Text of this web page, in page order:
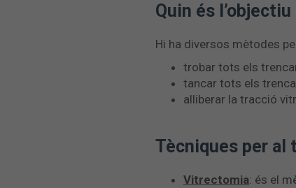
Quin és
Hi ha diversos mètodes
trobar tots els
tancar tots els
alliberar la tracció
Tècniques per al
Vitrectomia: és el